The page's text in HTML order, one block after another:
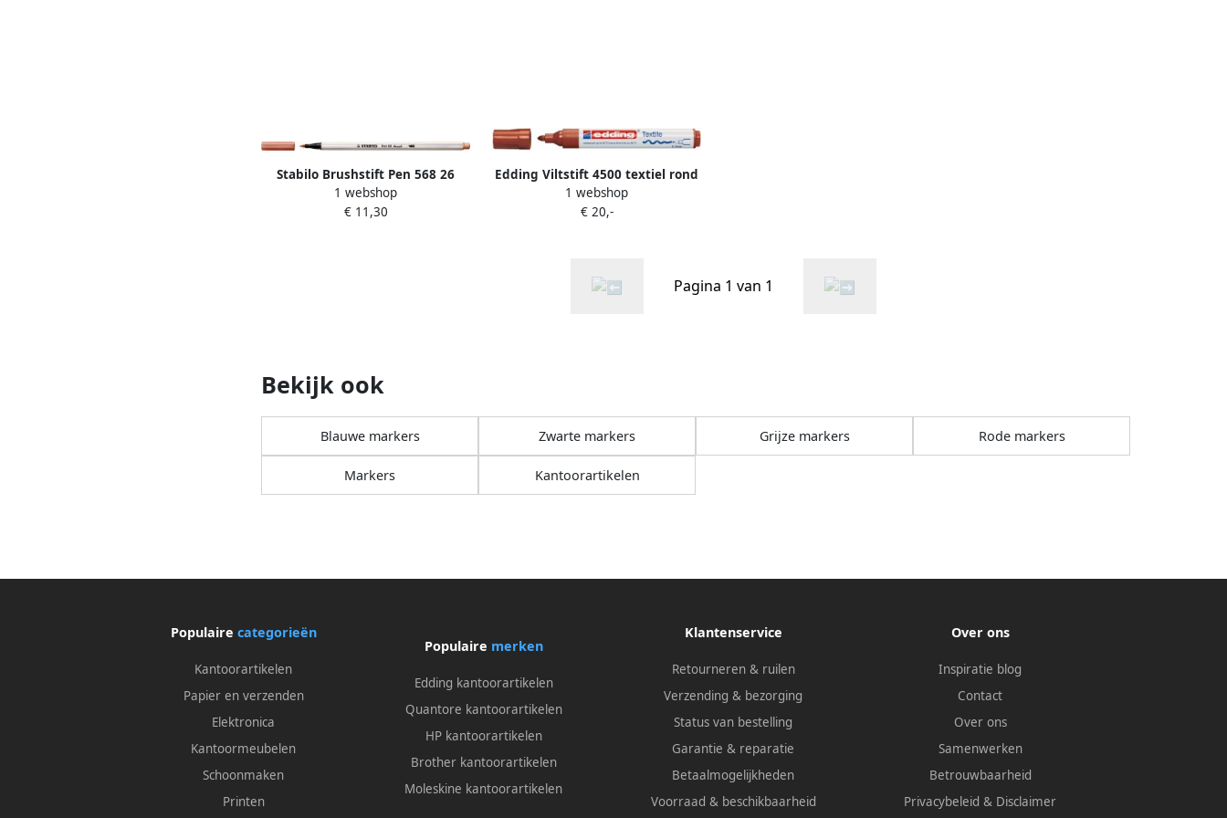
Stabilo Brushstift Pen 568 26
abrikoos
1 webshop
€ 11,30
Edding Viltstift 4500 textiel rond
bruin 2 3mm
1 webshop
€ 20,-
Pagina 1 van 1
Bekijk ook
Blauwe markers Zwarte markers Grijze markers Rode markers
Markers Kantoorartikelen
Populaire categorieën
Kantoorartikelen
Papier en verzenden
Elektronica
Kantoormeubelen
Schoonmaken
Printen
Populaire merken
Edding kantoorartikelen
Quantore kantoorartikelen
HP kantoorartikelen
Brother kantoorartikelen
Moleskine kantoorartikelen
Klantenservice
Retourneren & ruilen
Verzending & bezorging
Status van bestelling
Garantie & reparatie
Betaalmogelijkheden
Voorraad & beschikbaarheid
Over ons
Inspiratie blog
Contact
Over ons
Samenwerken
Betrouwbaarheid
Privacybeleid & Disclaimer